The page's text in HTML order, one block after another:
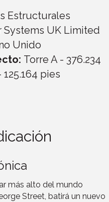
Estructurales
Systems UK Limited
Unido
Torre A - 376.234
pies
más alto del mundo
Street, batirá un nuevo